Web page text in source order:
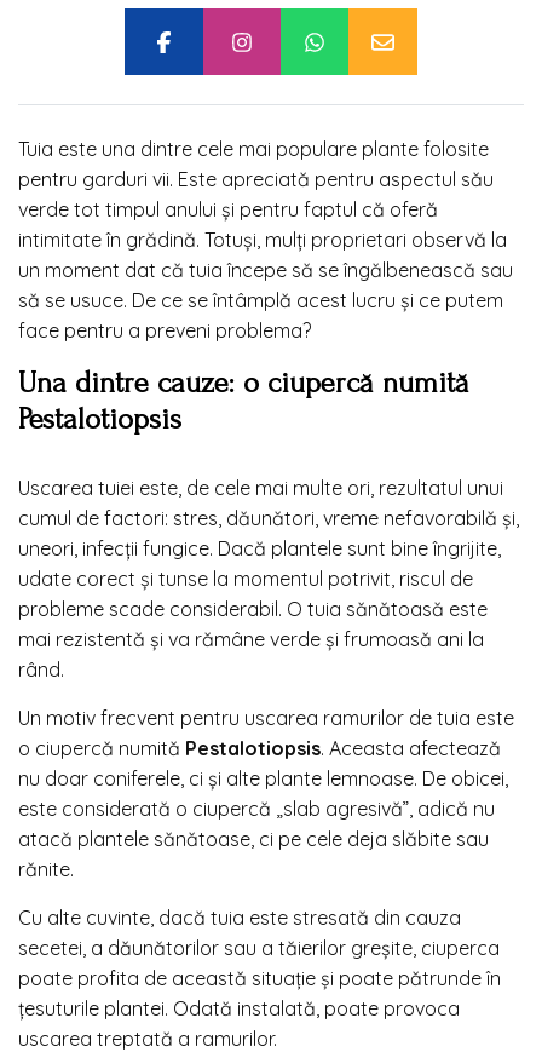
Tuia este una dintre cele mai populare plante folosite
pentru garduri vii. Este apreciată pentru aspectul său
verde tot timpul anului și pentru faptul că oferă
intimitate în grădină. Totuși, mulți proprietari observă la
un moment dat că tuia începe să se îngălbenească sau
să se usuce. De ce se întâmplă acest lucru și ce putem
face pentru a preveni problema?
Una dintre cauze: o ciupercă numită
Pestalotiopsis
Uscarea tuiei este, de cele mai multe ori, rezultatul unui
cumul de factori: stres, dăunători, vreme nefavorabilă și,
uneori, infecții fungice. Dacă plantele sunt bine îngrijite,
udate corect și tunse la momentul potrivit, riscul de
probleme scade considerabil. O tuia sănătoasă este
mai rezistentă și va rămâne verde și frumoasă ani la
rând.
Un motiv frecvent pentru uscarea ramurilor de tuia este
o ciupercă numită Pestalotiopsis. Aceasta afectează
nu doar coniferele, ci și alte plante lemnoase. De obicei,
este considerată o ciupercă „slab agresivă”, adică nu
atacă plantele sănătoase, ci pe cele deja slăbite sau
rănite.
Cu alte cuvinte, dacă tuia este stresată din cauza
secetei, a dăunătorilor sau a tăierilor greșite, ciuperca
poate profita de această situație și poate pătrunde în
țesuturile plantei. Odată instalată, poate provoca
uscarea treptată a ramurilor.